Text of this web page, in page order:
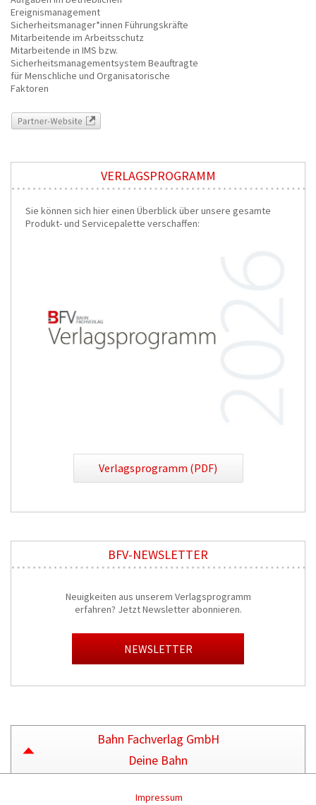
Ereignismanagement
Sicherheitsmanager*innen Führungskräfte
Mitarbeitende im Arbeitsschutz
Mitarbeitende in IMS bzw.
Sicherheitsmanagementsystem Beauftragte
für Menschliche und Organisatorische
Faktoren
Partner-Website
VERLAGSPROGRAMM
Sie können sich hier einen Überblick über unsere gesamte
Produkt- und Servicepalette verschaffen:
Verlagsprogramm (PDF)
BFV-NEWSLETTER
Neuigkeiten aus unserem Verlagsprogramm
erfahren? Jetzt Newsletter abonnieren.
NEWSLETTER
Bahn Fachverlag GmbH
Deine Bahn
Impressum